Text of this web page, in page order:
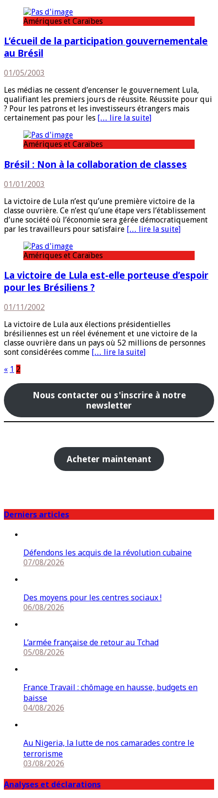
Amériques et Caraïbes
L’écueil de la participation gouvernementale
au Brésil
01/05/2003
Les médias ne cessent d’encenser le gouvernement Lula,
qualifiant les premiers jours de réussite. Réussite pour qui
? Pour les patrons et les investisseurs étrangers mais
certainement pas pour les [… lire la suite]
Amériques et Caraïbes
Brésil : Non à la collaboration de classes
01/01/2003
La victoire de Lula n’est qu’une première victoire de la
classe ouvrière. Ce n’est qu’une étape vers l’établissement
d’une société où l’économie sera gérée démocratiquement
par les travailleurs pour satisfaire [… lire la suite]
Amériques et Caraïbes
La victoire de Lula est-elle porteuse d’espoir
pour les Brésiliens ?
01/11/2002
La victoire de Lula aux élections présidentielles
brésiliennes est un réel événement et une victoire de la
classe ouvrière dans un pays où 52 millions de personnes
sont considérées comme [… lire la suite]
Pagination
des
publications
« 1 2
Nous contacter ou s'inscrire à notre
newsletter
Acheter maintenant
Derniers articles
Défendons les acquis de la révolution cubaine
07/08/2026
Des moyens pour les centres sociaux !
06/08/2026
L’armée française de retour au Tchad
05/08/2026
France Travail : chômage en hausse, budgets en
baisse
04/08/2026
Au Nigeria, la lutte de nos camarades contre le
terrorisme
03/08/2026
Analyses et déclarations